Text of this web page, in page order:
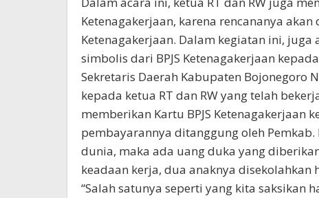
Ketenagakerjaan, karena rencananya
Ketenagakerjaan. Dalam kegiatan ini,
simbolis dari BPJS Ketenagakerjaan
Sekretaris Daerah Kabupaten Bojonegoro
kepada ketua RT dan RW yang telah
memberikan Kartu BPJS Ketenagakerjaan
pembayarannya ditanggung oleh
dunia, maka ada uang duka yang
keadaan kerja, dua anaknya disekolahkan
“Salah satunya seperti yang kita saksikan